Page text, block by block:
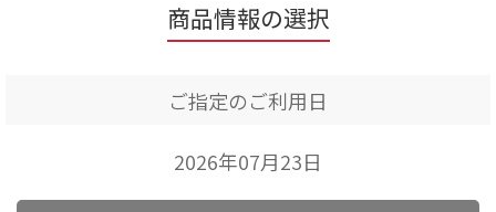
商品情報の選択
ご指定のご利用日
2026年07月23日